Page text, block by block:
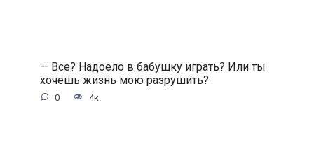
— Все? Надоело в бабушку играть? Или ты
хочешь жизнь мою разрушить?
0 4к.